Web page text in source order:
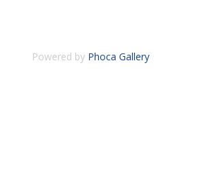
Powered by Phoca Gallery